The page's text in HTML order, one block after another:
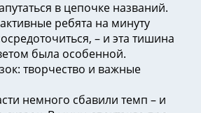
в цепочке названий.
ребята на минуту
– и эта тишина
была особенной.
творчество и важные
немного сбавили темп – и